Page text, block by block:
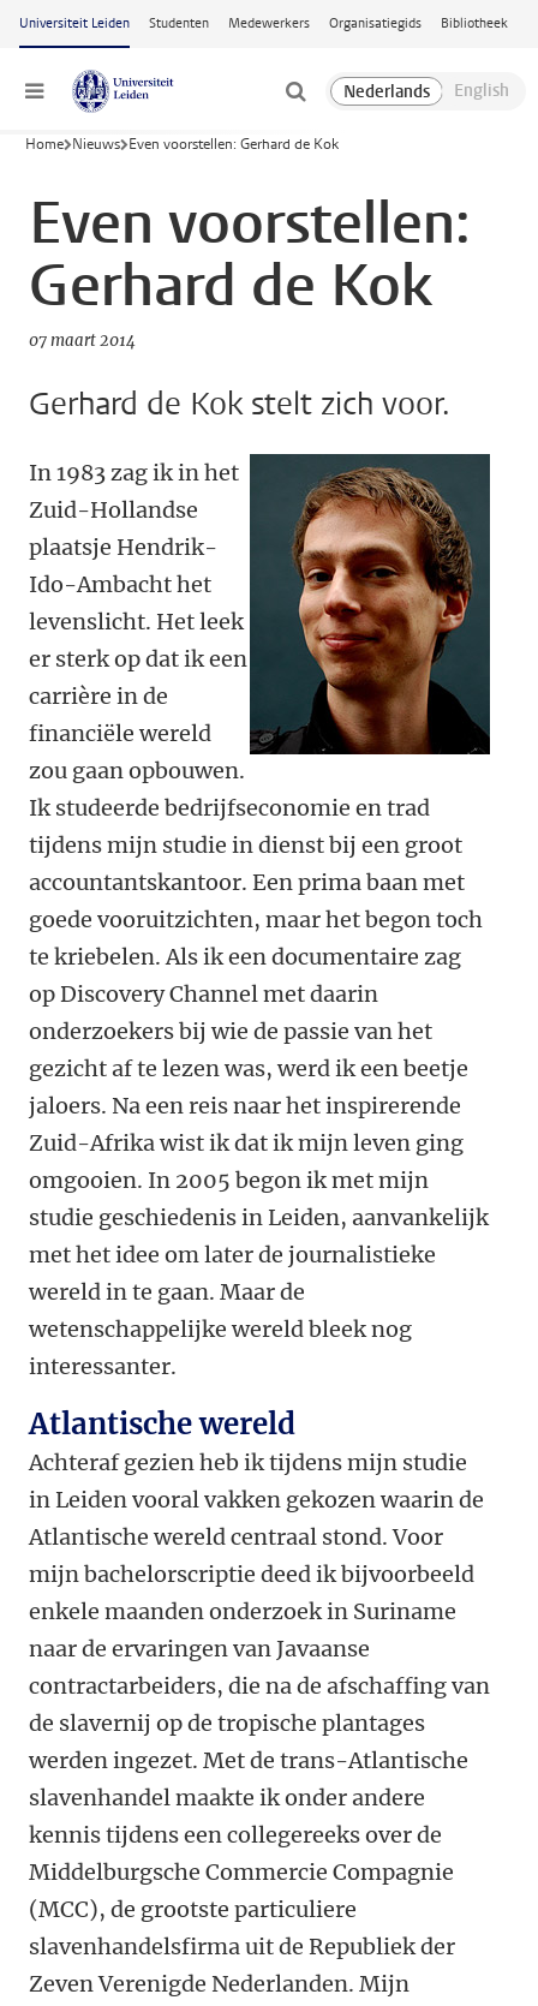
Ga naar hoofdinhoud
Universiteit Leiden Studenten Medewerkers Organisatiegids Bibliotheek
Menu
Home Nieuws Even voorstellen: Gerhard de Kok
Even voorstellen:
Gerhard de Kok
07 maart 2014
Gerhard de Kok stelt zich voor.
In 1983 zag ik in het
Zuid-Hollandse
plaatsje Hendrik-
Ido-Ambacht het
levenslicht. Het leek
er sterk op dat ik een
carrière in de
financiële wereld
zou gaan opbouwen.
Ik studeerde bedrijfseconomie en trad
tijdens mijn studie in dienst bij een groot
accountantskantoor. Een prima baan met
goede vooruitzichten, maar het begon toch
te kriebelen. Als ik een documentaire zag
op Discovery Channel met daarin
onderzoekers bij wie de passie van het
gezicht af te lezen was, werd ik een beetje
jaloers. Na een reis naar het inspirerende
Zuid-Afrika wist ik dat ik mijn leven ging
omgooien. In 2005 begon ik met mijn
studie geschiedenis in Leiden, aanvankelijk
met het idee om later de journalistieke
wereld in te gaan. Maar de
wetenschappelijke wereld bleek nog
interessanter.
Atlantische wereld
Achteraf gezien heb ik tijdens mijn studie
in Leiden vooral vakken gekozen waarin de
Atlantische wereld centraal stond. Voor
mijn bachelorscriptie deed ik bijvoorbeeld
enkele maanden onderzoek in Suriname
naar de ervaringen van Javaanse
contractarbeiders, die na de afschaffing van
de slavernij op de tropische plantages
werden ingezet. Met de trans-Atlantische
slavenhandel maakte ik onder andere
kennis tijdens een collegereeks over de
Middelburgsche Commercie Compagnie
(MCC), de grootste particuliere
slavenhandelsfirma uit de Republiek der
Zeven Verenigde Nederlanden. Mijn